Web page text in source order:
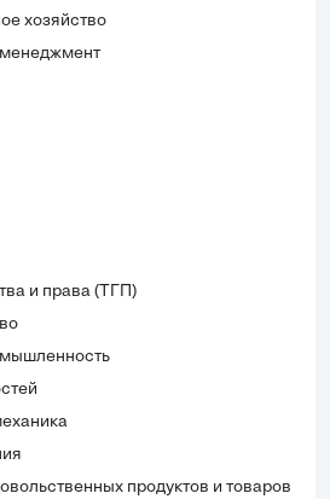
хозяйство
и права (ТГП)
продуктов и товаров